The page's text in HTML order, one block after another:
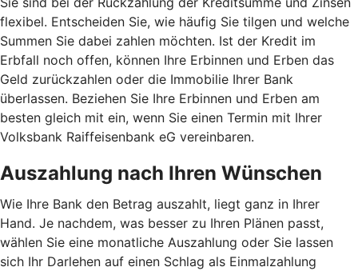
flexibel. Entscheiden Sie, wie häufig Sie tilgen und welche
Summen Sie dabei zahlen möchten. Ist der Kredit im
Erbfall noch offen, können Ihre Erbinnen und Erben das
Geld zurückzahlen oder die Immobilie Ihrer Bank
überlassen. Beziehen Sie Ihre Erbinnen und Erben am
besten gleich mit ein, wenn Sie einen Termin mit Ihrer
Volksbank Raiffeisenbank eG vereinbaren.
Auszahlung nach Ihren Wünschen
Wie Ihre Bank den Betrag auszahlt, liegt ganz in Ihrer
Hand. Je nachdem, was besser zu Ihren Plänen passt,
wählen Sie eine monatliche Auszahlung oder Sie lassen
sich Ihr Darlehen auf einen Schlag als Einmalzahlung